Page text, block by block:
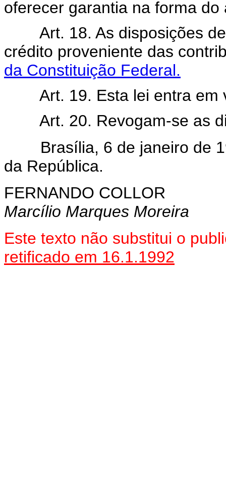
oferecer garantia na forma do
Art. 18. As disposições
crédito proveniente das
da Constituição Federal.
Art. 19. Esta lei entra
Art. 20. Revogam-se as
Brasília, 6 de janeiro de
da República.
FERNANDO COLLOR
Marcílio Marques Moreira
Este texto não substitui o
retificado em 16.1.1992